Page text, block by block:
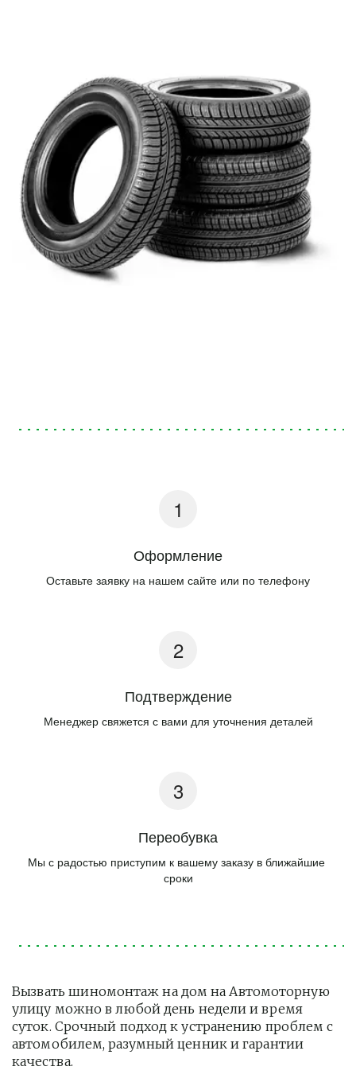
Оформление
Оставьте заявку на нашем сайте или по телефону
Подтверждение
Менеджер свяжется с вами для уточнения деталей
Переобувка
Мы с радостью приступим к вашему заказу в ближайшие
сроки
Вызвать шиномонтаж на дом на Автомоторную
улицу можно в любой день недели и время
суток. Срочный подход к устранению проблем с
автомобилем, разумный ценник и гарантии
качества.